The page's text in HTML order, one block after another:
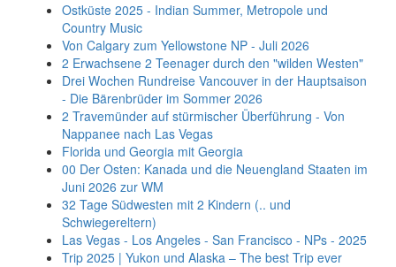
Ostküste 2025 - Indian Summer, Metropole und
Country Music
Von Calgary zum Yellowstone NP - Juli 2026
2 Erwachsene 2 Teenager durch den "wilden Westen"
Drei Wochen Rundreise Vancouver in der Hauptsaison
- Die Bärenbrüder im Sommer 2026
2 Travemünder auf stürmischer Überführung - Von
Nappanee nach Las Vegas
Florida und Georgia mit Georgia
00 Der Osten: Kanada und die Neuengland Staaten im
Juni 2026 zur WM
32 Tage Südwesten mit 2 Kindern (.. und
Schwiegereltern)
Las Vegas - Los Angeles - San Francisco - NPs - 2025
Trip 2025 | Yukon und Alaska – The best Trip ever